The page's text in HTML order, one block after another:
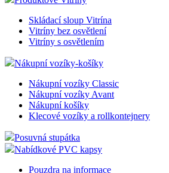
Skládací sloup Vitrína
Vitríny bez osvětlení
Vitríny s osvětlením
Nákupní vozíky-košíky
Nákupní vozíky Classic
Nákupní vozíky Avant
Nákupní košíky
Klecové vozíky a rollkontejnery
Posuvná stupátka
Nabídkové PVC kapsy
Pouzdra na informace